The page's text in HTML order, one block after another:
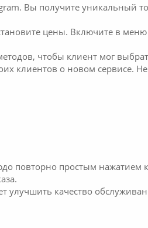
Вы получите уникальный
цены. Включите в
чтобы клиент мог
клиентов о новом сервисе.
повторно простым нажатием
улучшить качество